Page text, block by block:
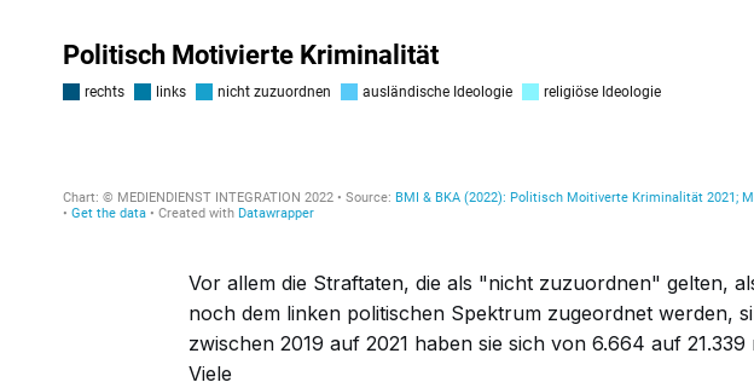
Vor allem die Straftaten, die als "nicht zuzuordnen" gelten,
noch dem linken politischen Spektrum zugeordnet werden,
zwischen 2019 auf 2021 haben sie sich von 6.664 auf
Viele